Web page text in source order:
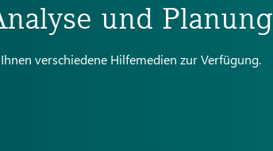
und Planung
verschiedene Hilfemedien zur Verfügung.